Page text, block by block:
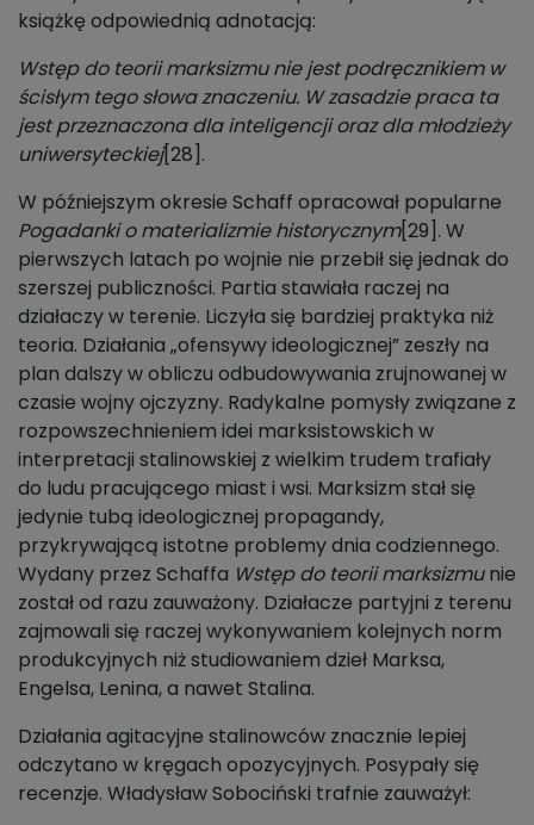
książkę odpowiednią adnotacją:
Wstęp do teorii marksizmu nie jest podręcznikiem w
ścisłym tego słowa znaczeniu. W zasadzie praca ta
jest przeznaczona dla inteligencji oraz dla młodzieży
uniwersyteckiej[28].
W późniejszym okresie Schaff opracował popularne
Pogadanki o materializmie historycznym[29]. W
pierwszych latach po wojnie nie przebił się jednak do
szerszej publiczności. Partia stawiała raczej na
działaczy w terenie. Liczyła się bardziej praktyka niż
teoria. Działania „ofensywy ideologicznej” zeszły na
plan dalszy w obliczu odbudowywania zrujnowanej w
czasie wojny ojczyzny. Radykalne pomysły związane z
rozpowszechnieniem idei marksistowskich w
interpretacji stalinowskiej z wielkim trudem trafiały
do ludu pracującego miast i wsi. Marksizm stał się
jedynie tubą ideologicznej propagandy,
przykrywającą istotne problemy dnia codziennego.
Wydany przez Schaffa Wstęp do teorii marksizmunie
został od razu zauważony. Działacze partyjni z terenu
zajmowali się raczej wykonywaniem kolejnych norm
produkcyjnych niż studiowaniem dzieł Marksa,
Engelsa, Lenina, a nawet Stalina.
Działania agitacyjne stalinowców znacznie lepiej
odczytano w kręgach opozycyjnych. Posypały się
recenzje. Władysław Sobociński trafnie zauważył: